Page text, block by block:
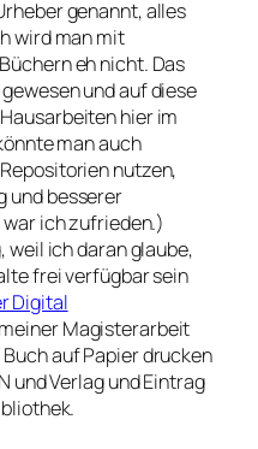
genannt, alles
wird man mit
eh nicht. Das
und auf diese
hier im
man auch
nutzen,
und besserer
ich zufrieden.)
ich daran glaube,
frei verfügbar sein
Digital
Magisterarbeit
auf Papier drucken
und Verlag und Eintrag